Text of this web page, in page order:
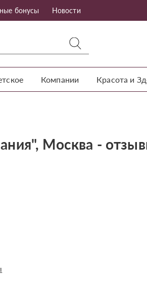
бонусы Новости
Компании Красота и
Москва -